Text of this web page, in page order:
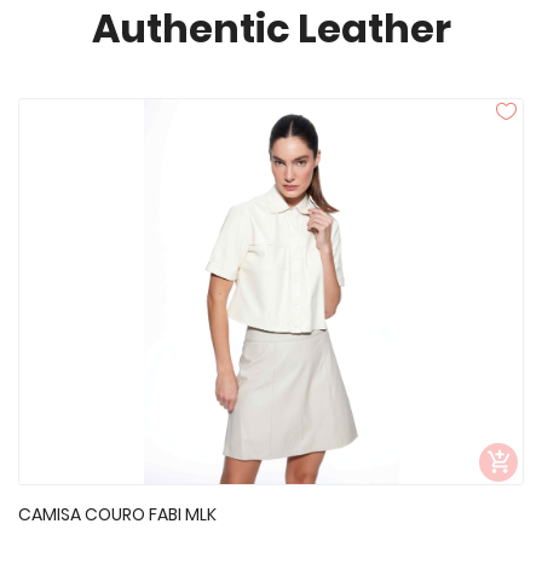
Authentic Leather
CAMISA COURO FABI MLK